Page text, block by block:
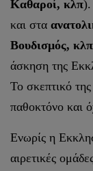
Καθαροί, κλπ).
και στα
Βουδισμός, κλπ
άσκηση της
Το σκεπτικό της
παθοκτόνο και
Ενωρίς η
αιρετικές